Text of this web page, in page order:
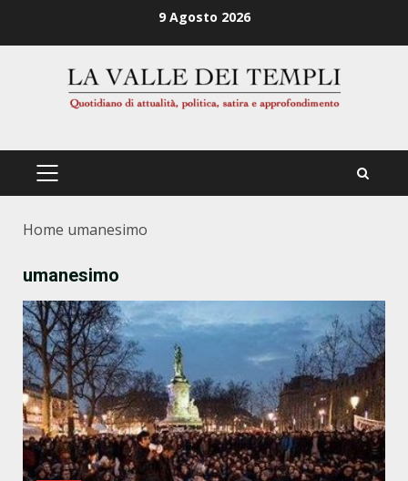
9 Agosto 2026
PRIMÄRES
Home umanesimo
umanesimo